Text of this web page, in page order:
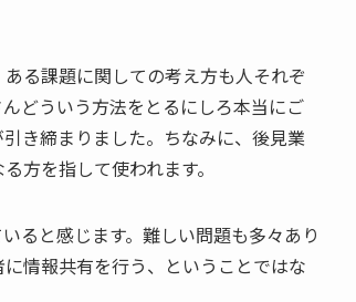
る課題に関しての考え方も人それぞ
どういう方法をとるにしろ本当にご
き締まりました。ちなみに、後見業
方を指して使われます。
ると感じます。難しい問題も多々あり
情報共有を行う、ということではな